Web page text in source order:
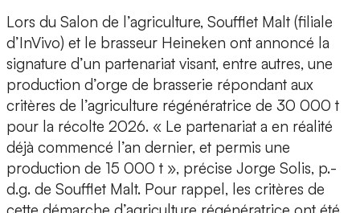
Lors du Salon de l’agriculture, Soufflet Malt (filiale
d’InVivo) et le brasseur Heineken ont annoncé la
signature d’un partenariat visant, entre autres, une
production d’orge de brasserie répondant aux
critères de l’agriculture régénératrice de 30 000 t
pour la récolte 2026. « Le partenariat a en réalité
déjà commencé l’an dernier, et permis une
production de 15 000 t », précise Jorge Solis, p.-
d.g. de Soufflet Malt. Pour rappel, les critères de